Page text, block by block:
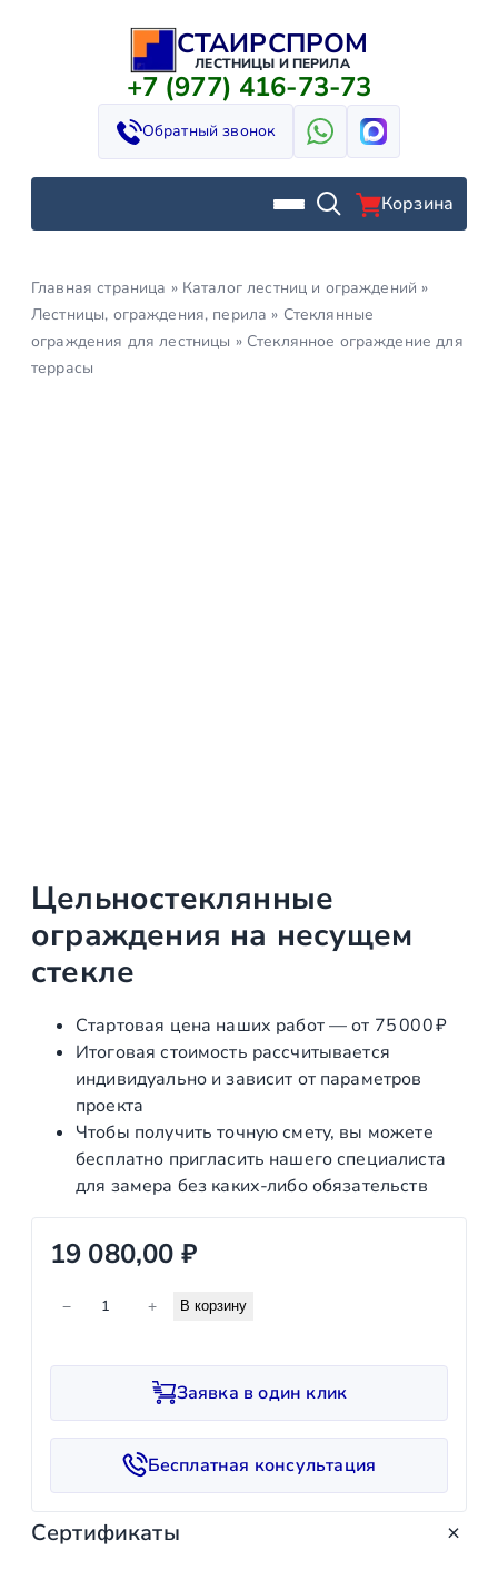
СТАИРСПРОМ
ЛЕСТНИЦЫ И ПЕРИЛА
+7 (977) 416-73-73
Обратный звонок
Корзина
Главная страница » Каталог лестниц и ограждений »
Лестницы, ограждения, перила » Стеклянные
ограждения для лестницы » Стеклянное ограждение для
террасы
Цельностеклянные
ограждения на несущем
стекле
Стартовая цена наших работ — от 75 000 ₽
Итоговая стоимость рассчитывается
индивидуально и зависит от параметров
проекта
Чтобы получить точную смету, вы можете
бесплатно пригласить нашего специалиста
для замера без каких‑либо обязательств
19 080,00 ₽
е
в
о
− + В корзину
Заявка в один клик
Бесплатная консультация
Сертификаты